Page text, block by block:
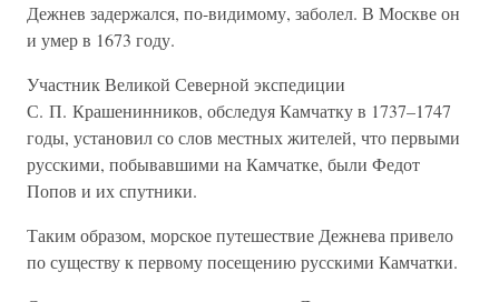
Дежнев задержался, по-видимому, заболел. В Москве он
и умер в 1673 году.
Участник Великой Северной экспедиции
С. П. Крашенинников, обследуя Камчатку в 1737–1747
годы, установил со слов местных жителей, что первыми
русскими, побывавшими на Камчатке, были Федот
Попов и их спутники.
Таким образом, морское путешествие Дежнева привело
по существу к первому посещению русскими Камчатки.